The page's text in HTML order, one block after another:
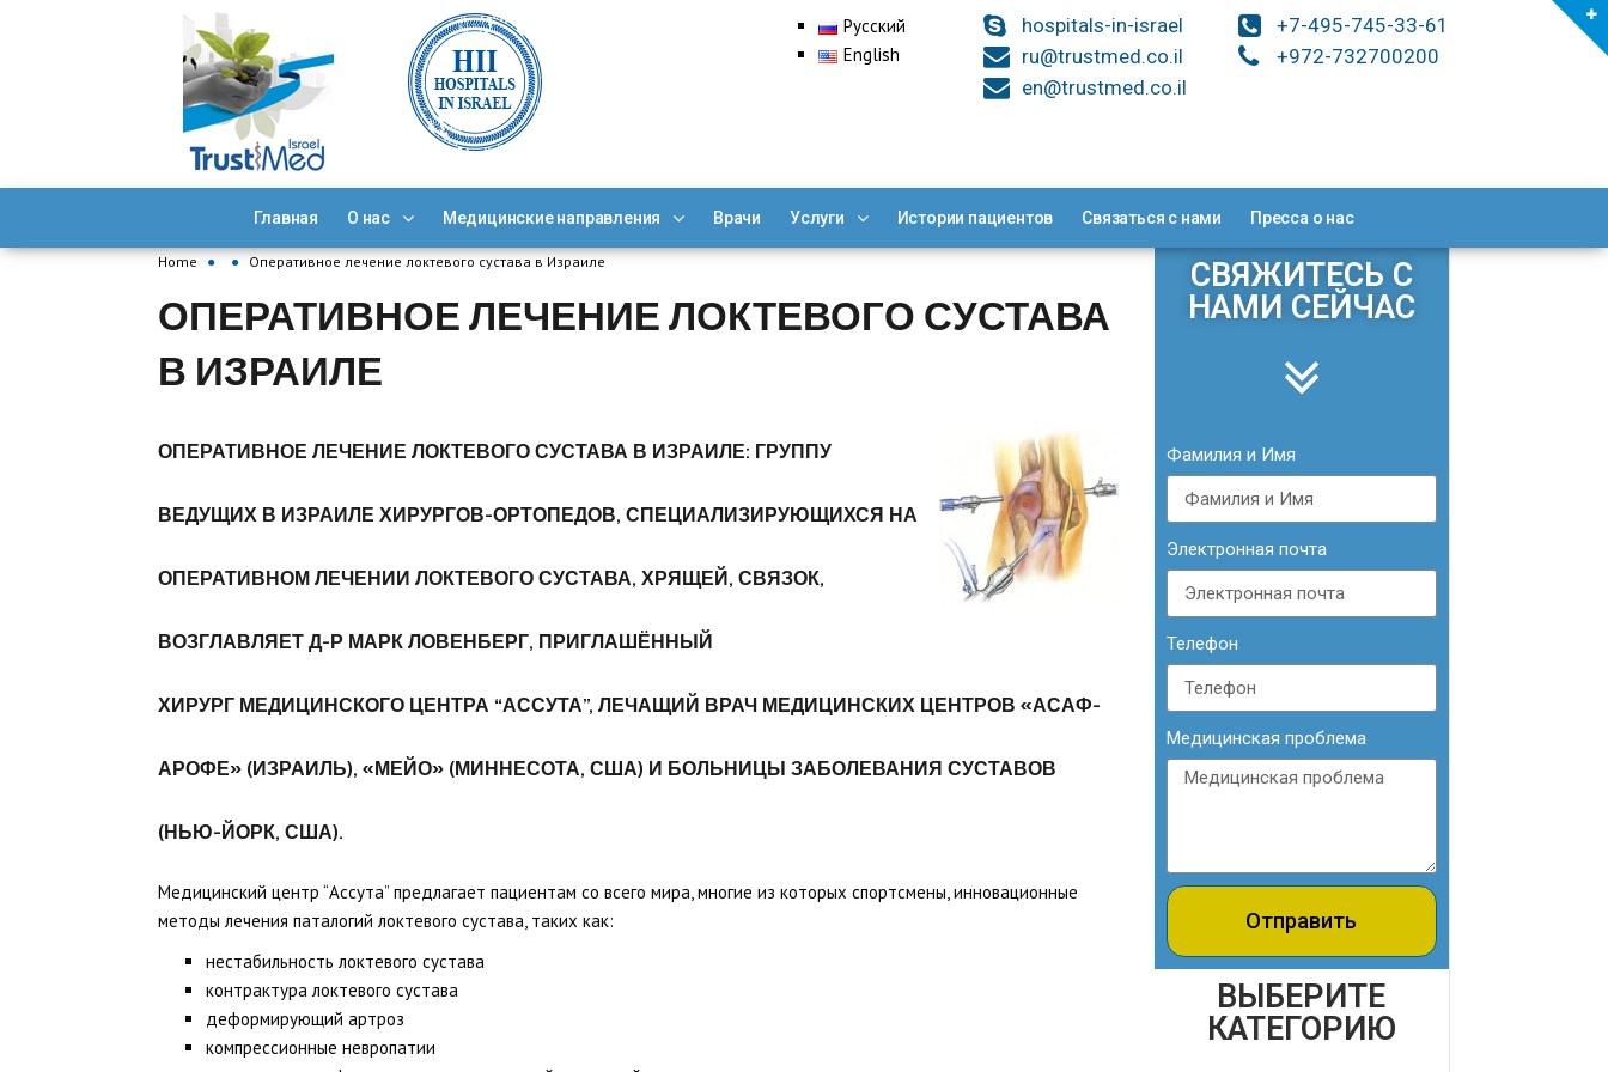
Русский
English
hospitals-in-israel
ru@trustmed.co.il
en@trustmed.co.il
+7-495-745-33-61
+972-732700200
Главная О нас Медицинские направления Врачи Услуги Истории пациентов Связаться с нами Пресса о нас
Home ● ● Оперативное лечение локтевого сустава в Израиле
ОПЕРАТИВНОЕ ЛЕЧЕНИЕ ЛОКТЕВОГО СУСТАВА
В ИЗРАИЛЕ
ОПЕРАТИВНОЕ ЛЕЧЕНИЕ ЛОКТЕВОГО СУСТАВА В ИЗРАИЛЕ: ГРУППУ
ВЕДУЩИХ В ИЗРАИЛЕ ХИРУРГОВ-ОРТОПЕДОВ, СПЕЦИАЛИЗИРУЮЩИХСЯ НА
ОПЕРАТИВНОМ ЛЕЧЕНИИ ЛОКТЕВОГО СУСТАВА, ХРЯЩЕЙ, СВЯЗОК,
ВОЗГЛАВЛЯЕТ Д-Р МАРК ЛОВЕНБЕРГ, ПРИГЛАШЁННЫЙ
ХИРУРГ МЕДИЦИНСКОГО ЦЕНТРА “АССУТА”, ЛЕЧАЩИЙ ВРАЧ МЕДИЦИНСКИХ ЦЕНТРОВ «АСАФ-
АРОФЕ» (ИЗРАИЛЬ), «МЕЙО» (МИННЕСОТА, США) И БОЛЬНИЦЫ ЗАБОЛЕВАНИЯ СУСТАВОВ
(НЬЮ-ЙОРК, США).
Медицинский центр “Ассута” предлагает пациентам со всего мира, многие из которых спортсмены, инновационные
методы лечения паталогий локтевого сустава, таких как:
нестабильность локтевого сустава
контрактура локтевого сустава
деформирующий артроз
компрессионные невропатии
СВЯЖИТЕСЬ С
НАМИ СЕЙЧАС
Фамилия и Имя
Электронная почта
Телефон
Медицинская проблема
Отправить
ВЫБЕРИТЕ
КАТЕГОРИЮ